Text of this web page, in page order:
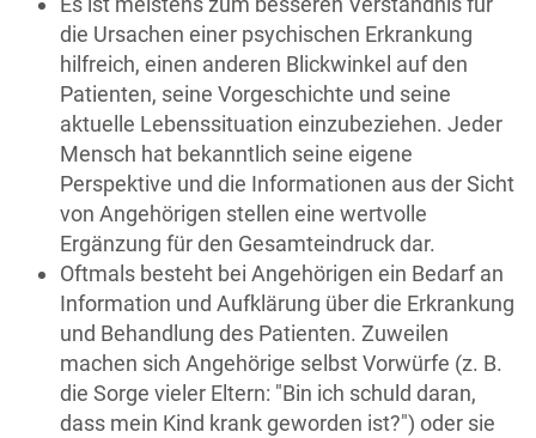
die Ursachen einer psychischen Erkrankung
hilfreich, einen anderen Blickwinkel auf den
Patienten, seine Vorgeschichte und seine
aktuelle Lebenssituation einzubeziehen. Jeder
Mensch hat bekanntlich seine eigene
Perspektive und die Informationen aus der Sicht
von Angehörigen stellen eine wertvolle
Ergänzung für den Gesamteindruck dar.
Oftmals besteht bei Angehörigen ein Bedarf an
Information und Aufklärung über die Erkrankung
und Behandlung des Patienten. Zuweilen
machen sich Angehörige selbst Vorwürfe (z. B.
die Sorge vieler Eltern: "Bin ich schuld daran,
dass mein Kind krank geworden ist?") oder sie